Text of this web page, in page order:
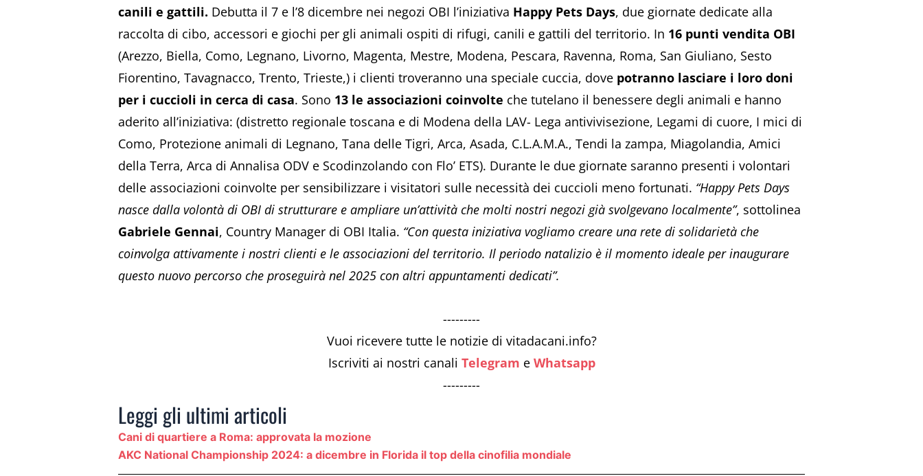
canili e gattili. Debutta il 7 e l’8 dicembre nei negozi OBI l’iniziativa Happy Pets Days, due giornate dedicate alla
raccolta di cibo, accessori e giochi per gli animali ospiti di rifugi, canili e gattili del territorio. In 16 punti vendita OBI
(Arezzo, Biella, Como, Legnano, Livorno, Magenta, Mestre, Modena, Pescara, Ravenna, Roma, San Giuliano, Sesto
Fiorentino, Tavagnacco, Trento, Trieste,) i clienti troveranno una speciale cuccia, dove potranno lasciare i loro doni
per i cuccioli in cerca di casa. Sono 13 le associazioni coinvolte che tutelano il benessere degli animali e hanno
aderito all’iniziativa: (distretto regionale toscana e di Modena della LAV- Lega antivivisezione, Legami di cuore, I mici di
Como, Protezione animali di Legnano, Tana delle Tigri, Arca, Asada, C.L.A.M.A., Tendi la zampa, Miagolandia, Amici
della Terra, Arca di Annalisa ODV e Scodinzolando con Flo’ ETS). Durante le due giornate saranno presenti i volontari
delle associazioni coinvolte per sensibilizzare i visitatori sulle necessità dei cuccioli meno fortunati. “Happy Pets Days
nasce dalla volontà di OBI di strutturare e ampliare un’attività che molti nostri negozi già svolgevano localmente”, sottolinea
Gabriele Gennai, Country Manager di OBI Italia. “Con questa iniziativa vogliamo creare una rete di solidarietà che
coinvolga attivamente i nostri clienti e le associazioni del territorio. Il periodo natalizio è il momento ideale per inaugurare
questo nuovo percorso che proseguirà nel 2025 con altri appuntamenti dedicati”.
---------
Vuoi ricevere tutte le notizie di vitadacani.info?
Iscriviti ai nostri canali Telegram e Whatsapp
---------
Leggi gli ultimi articoli
Cani di quartiere a Roma: approvata la mozione
AKC National Championship 2024: a dicembre in Florida il top della cinofilia mondiale